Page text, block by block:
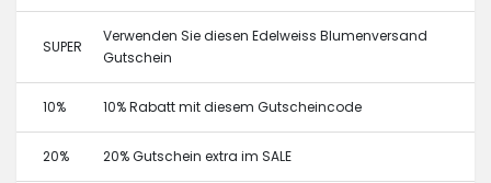
SUPER
Verwenden Sie diesen Edelweiss Blumenversand
Gutschein
10% 10% Rabatt mit diesem Gutscheincode
20% 20% Gutschein extra im SALE